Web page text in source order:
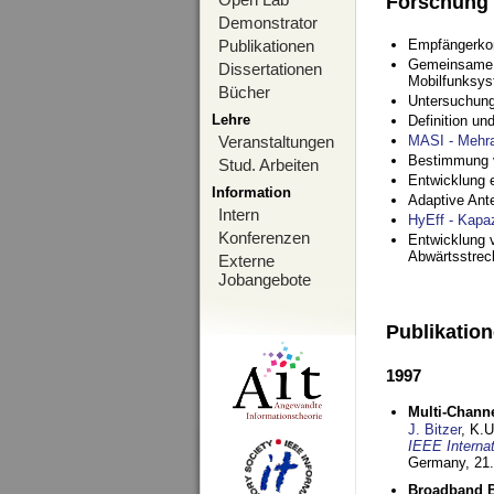
Demonstrator
Publikationen
Dissertationen
Bücher
Lehre
Veranstaltungen
Stud. Arbeiten
Information
Intern
Konferenzen
Externe
Jobangebote
Definition
MASI -
Entwicklung
Adaptive
HyEff -
Entwicklung
1997
Multi-
J. Bitzer,
IEEE
Germany,
Broadband